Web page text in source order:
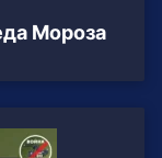
Мороза